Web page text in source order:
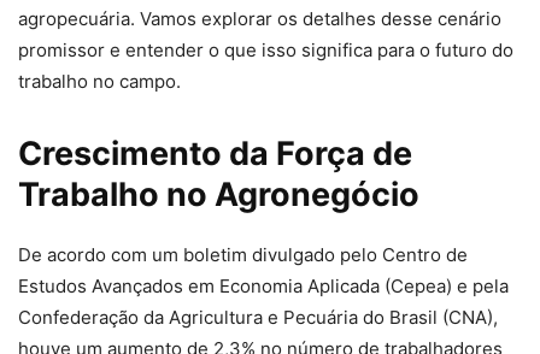
agropecuária. Vamos explorar os detalhes desse cenário
promissor e entender o que isso significa para o futuro do
trabalho no campo.
Crescimento da Força de
Trabalho no Agronegócio
De acordo com um boletim divulgado pelo Centro de
Estudos Avançados em Economia Aplicada (Cepea) e pela
Confederação da Agricultura e Pecuária do Brasil (CNA),
houve um aumento de 2,3% no número de trabalhadores